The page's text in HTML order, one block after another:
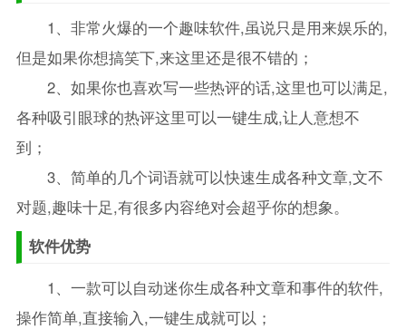
1、非常火爆的一个趣味软件,虽说只是用来娱乐的,
但是如果你想搞笑下,来这里还是很不错的；
2、如果你也喜欢写一些热评的话,这里也可以满足,
各种吸引眼球的热评这里可以一键生成,让人意想不
到；
3、简单的几个词语就可以快速生成各种文章,文不
对题,趣味十足,有很多内容绝对会超乎你的想象。
软件优势
1、一款可以自动迷你生成各种文章和事件的软件,
操作简单,直接输入,一键生成就可以；